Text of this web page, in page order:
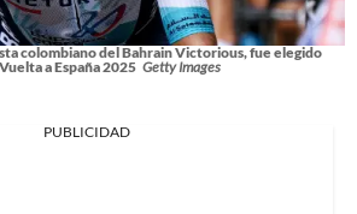
colombiano del Bahrain Victorious, fue elegido
a España 2025 Getty Images
PUBLICIDAD